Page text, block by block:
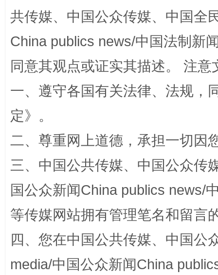
国家大学科技园优化重塑工作
共传媒、中国公众传媒、中国全
China publics news/中国法制新
同意其观点或证实其描述。 注
一、遵守各国有关法律、法规，
定》。
二、尊重网上道德，承担一切因
三、中国公共传媒、中国公众传
国公众新闻China publics news/
等传媒网站拥有管理笔名和留言
四、您在中国公共传媒、中国公
media/中国公众新闻China